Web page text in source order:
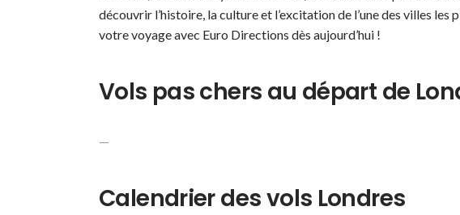
découvrir l’histoire, la culture et l’excitation de l’une des villes les
votre voyage avec Euro Directions dès aujourd’hui !
Vols pas chers au départ de
—
Calendrier des vols Londres